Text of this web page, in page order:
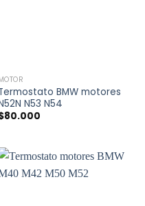
BMW motores
N53 N54
80.000